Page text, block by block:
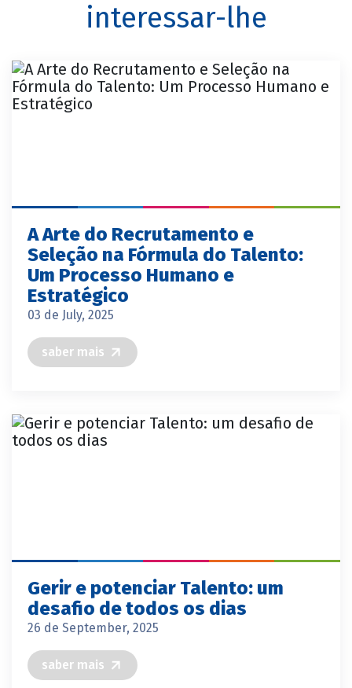
interessar-lhe
A Arte do Recrutamento e
Seleção na Fórmula do Talento:
Um Processo Humano e
Estratégico
03 de July, 2025
saber mais
Gerir e potenciar Talento: um
desafio de todos os dias
26 de September, 2025
saber mais